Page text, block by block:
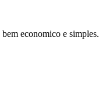
economico e simples.